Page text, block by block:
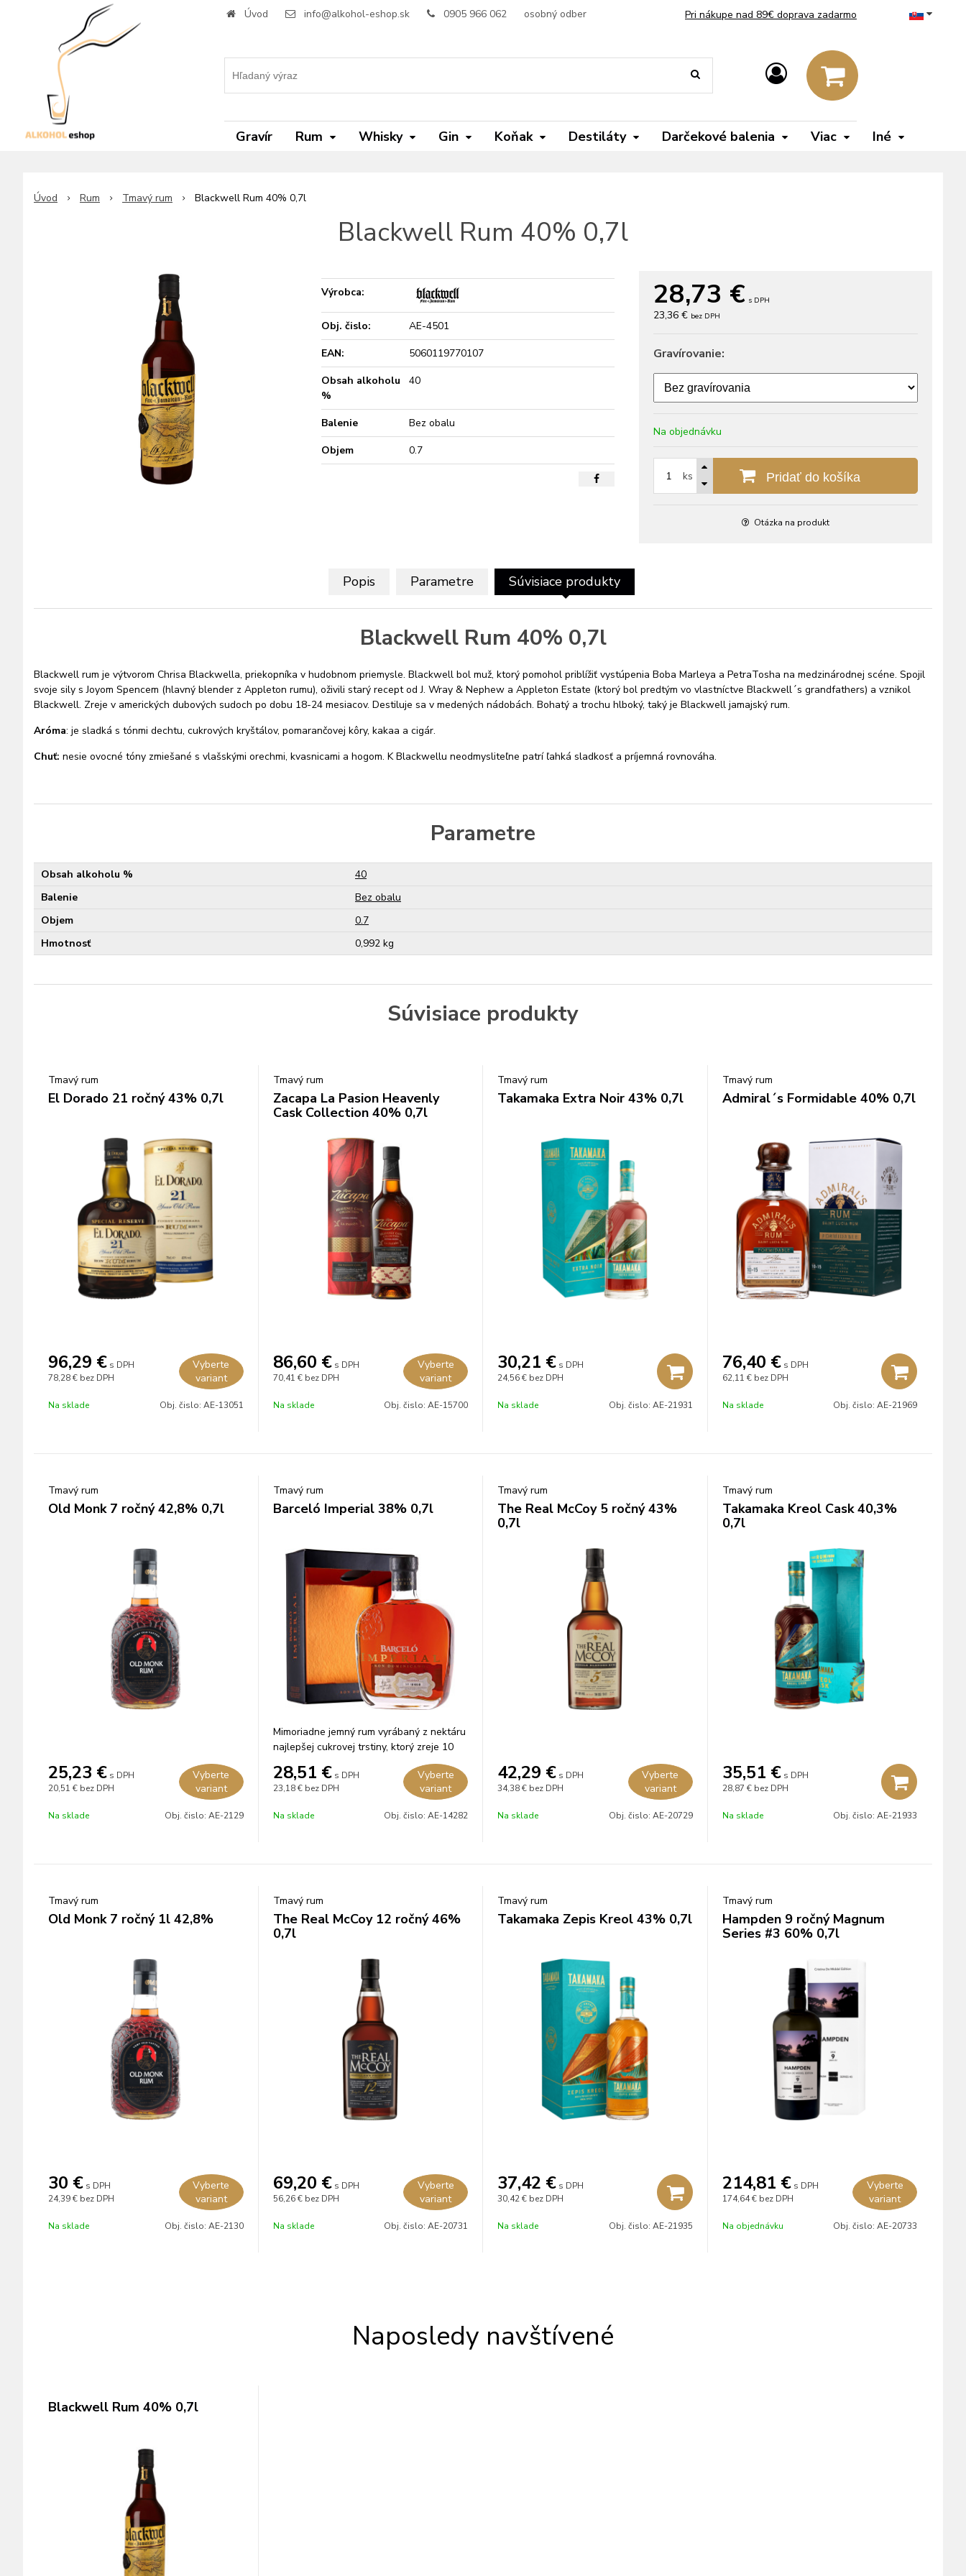
Úvod info@alkohol-eshop.sk 0905 966 062 osobný odber Pri nákupe nad 89€ doprava zadarmo
Gravír Rum Whisky Gin Koňak Destiláty Darčekové balenia Viac Iné
Úvod Rum Tmavý rum Blackwell Rum 40% 0,7l
Blackwell Rum 40% 0,7l
28,73 € s DPH
23,36 € bez DPH
Gravírovanie:
Na objednávku
ks Pridať do košíka
Otázka na produkt
Výrobca:
Obj. čislo:
AE-4501
EAN:
5060119770107
Obsah alkoholu
%
40
Balenie
Bez obalu
Objem
0.7
Popis Parametre Súvisiace produkty
Blackwell Rum 40% 0,7l
Blackwell rum je výtvorom Chrisa Blackwella, priekopníka v hudobnom priemysle. Blackwell bol muž, ktorý pomohol priblížiť vystúpenia Boba Marleya a PetraTosha na medzinárodnej scéne. Spojil
svoje sily s Joyom Spencem (hlavný blender z Appleton rumu), oživili starý recept od J. Wray & Nephew a Appleton Estate (ktorý bol predtým vo vlastníctve Blackwell´s grandfathers) a vznikol
Blackwell. Zreje v amerických dubových sudoch po dobu 18-24 mesiacov. Destiluje sa v medených nádobách. Bohatý a trochu hlboký, taký je Blackwell jamajský rum.
Aróma: je sladká s tónmi dechtu, cukrových kryštálov, pomarančovej kôry, kakaa a cigár.
Chuť: nesie ovocné tóny zmiešané s vlašskými orechmi, kvasnicami a hogom. K Blackwellu neodmysliteľne patrí ľahká sladkosť a príjemná rovnováha.
Parametre
Obsah alkoholu %
40
Balenie
Bez obalu
Objem
0.7
Hmotnosť
0,992 kg
Súvisiace produkty
Tmavý rum
El Dorado 21 ročný 43% 0,7l
96,29 € s DPH
78,28 € bez DPH
Vyberte
variant
Na sklade Obj. čislo: AE-13051
Tmavý rum
Zacapa La Pasion Heavenly
Cask Collection 40% 0,7l
86,60 € s DPH
70,41 € bez DPH
Vyberte
variant
Na sklade Obj. čislo: AE-15700
Tmavý rum
Takamaka Extra Noir 43% 0,7l
30,21 € s DPH
24,56 € bez DPH
Na sklade Obj. čislo: AE-21931
Tmavý rum
Admiral´s Formidable 40% 0,7l
76,40 € s DPH
62,11 € bez DPH
Na sklade Obj. čislo: AE-21969
Tmavý rum
Old Monk 7 ročný 42,8% 0,7l
25,23 € s DPH
20,51 € bez DPH
Vyberte
variant
Na sklade Obj. čislo: AE-2129
Tmavý rum
Barceló Imperial 38% 0,7l
Mimoriadne jemný rum vyrábaný z nektáru
najlepšej cukrovej trstiny, ktorý zreje 10
rokov v amerických dubových sudoch po
bourbone.
28,51 € s DPH
23,18 € bez DPH
Vyberte
variant
Na sklade Obj. čislo: AE-14282
Tmavý rum
The Real McCoy 5 ročný 43%
0,7l
42,29 € s DPH
34,38 € bez DPH
Vyberte
variant
Na sklade Obj. čislo: AE-20729
Tmavý rum
Takamaka Kreol Cask 40,3%
0,7l
35,51 € s DPH
28,87 € bez DPH
Na sklade Obj. čislo: AE-21933
Tmavý rum
Old Monk 7 ročný 1l 42,8%
30 € s DPH
24,39 € bez DPH
Vyberte
variant
Na sklade Obj. čislo: AE-2130
Tmavý rum
The Real McCoy 12 ročný 46%
0,7l
69,20 € s DPH
56,26 € bez DPH
Vyberte
variant
Na sklade Obj. čislo: AE-20731
Tmavý rum
Takamaka Zepis Kreol 43% 0,7l
37,42 € s DPH
30,42 € bez DPH
Na sklade Obj. čislo: AE-21935
Tmavý rum
Hampden 9 ročný Magnum
Series #3 60% 0,7l
214,81 € s DPH
174,64 € bez DPH
Vyberte
variant
Na objednávku Obj. čislo: AE-20733
Naposledy navštívené
Blackwell Rum 40% 0,7l